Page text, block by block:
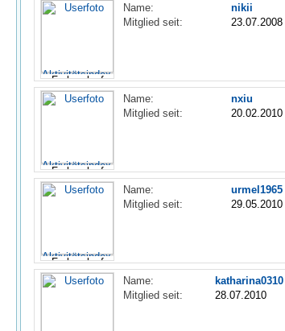
Name:
nikii
Mitglied seit:
23.07.2008
Name:
nxiu
Mitglied seit:
20.02.2010
Name:
urmel1965
Mitglied seit:
29.05.2010
Name:
katharina0310
Mitglied seit:
28.07.2010